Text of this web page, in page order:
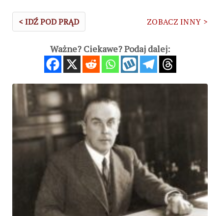
< IDŹ POD PRĄD ZOBACZ INNY >
Ważne? Ciekawe? Podaj dalej: